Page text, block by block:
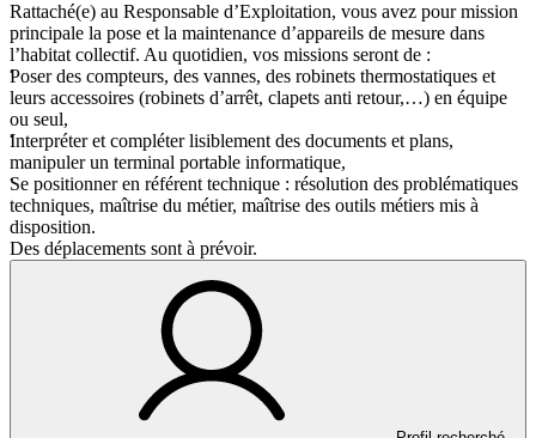
Rattaché(e) au Responsable d’Exploitation, vous avez pour mission
principale la pose et la maintenance d’appareils de mesure dans
l’habitat collectif. Au quotidien, vos missions seront de :
Poser des compteurs, des vannes, des robinets thermostatiques et
leurs accessoires (robinets d’arrêt, clapets anti retour,…) en équipe
ou seul,
Interpréter et compléter lisiblement des documents et plans,
manipuler un terminal portable informatique,
Se positionner en référent technique : résolution des problématiques
techniques, maîtrise du métier, maîtrise des outils métiers mis à
disposition.
Des déplacements sont à prévoir.